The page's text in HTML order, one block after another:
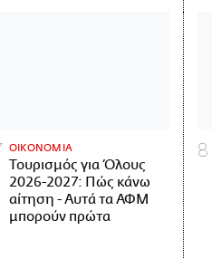
ΟΙΚΟΝΟΜΙΑ
Τουρισμός για Όλους
2026-2027: Πώς κάνω
αίτηση - Αυτά τα ΑΦΜ
μπορούν πρώτα